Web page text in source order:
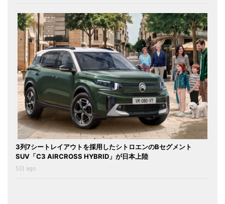
3列7シートレイアウトを採用したシトロエンのBセグメント
SUV「C3 AIRCROSS HYBRID」が日本上陸
5日 ago